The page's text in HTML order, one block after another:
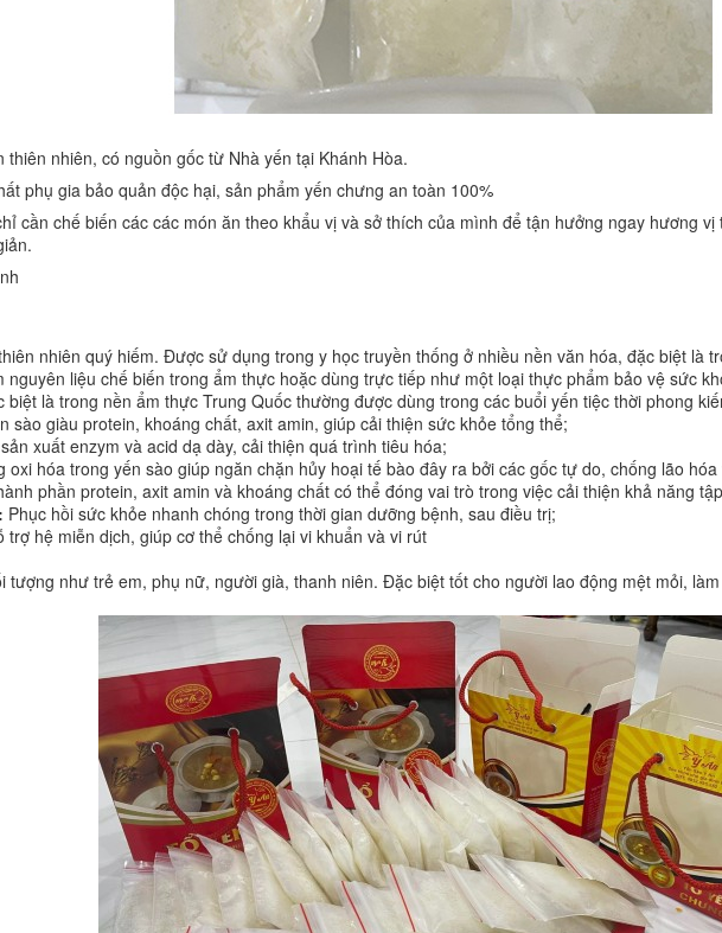
nhiên, có nguồn gốc từ Nhà yến tại Khánh Hòa.
phụ gia bảo quản độc hại, sản phẩm yến chưng an toàn 100%
cần chế biến các các món ăn theo khẩu vị và sở thích của mình để tận hưởng ngay hương
nhiên quý hiếm. Được sử dụng trong y học truyền thống ở nhiều nền văn hóa, đặc biệt là
liệu chế biến trong ẩm thực hoặc dùng trực tiếp như một loại thực phẩm bảo vệ sức
biệt là trong nền ẩm thực Trung Quốc thường được dùng trong các buổi yến tiệc thời phong
sào giàu protein, khoáng chất, axit amin, giúp cải thiện sức khỏe tổng thể;
xuất enzym và acid dạ dày, cải thiện quá trình tiêu hóa;
oxi hóa trong yến sào giúp ngăn chặn hủy hoại tế bào đây ra bởi các gốc tự do, chống lão
phần protein, axit amin và khoáng chất có thể đóng vai trò trong việc cải thiện khả năng
Phục hồi sức khỏe nhanh chóng trong thời gian dưỡng bệnh, sau điều trị;
trợ hệ miễn dịch, giúp cơ thể chống lại vi khuẩn và vi rút
tượng như trẻ em, phụ nữ, người già, thanh niên. Đặc biệt tốt cho người lao động mệt mỏi,